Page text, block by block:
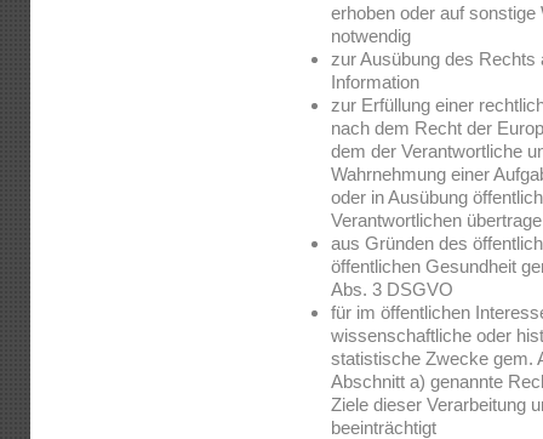
erhoben oder auf
notwendig
zur Ausübung des Rechts
Information
zur Erfüllung einer
nach dem Recht der
dem der Verantwortliche
Wahrnehmung einer
oder in Ausübung
Verantwortlichen
aus Gründen des
öffentlichen Gesundheit
Abs. 3 DSGVO
für im öffentlichen
wissenschaftliche oder
statistische Zwecke gem.
Abschnitt a) genannte
Ziele dieser Verarbeitung
beeinträchtigt